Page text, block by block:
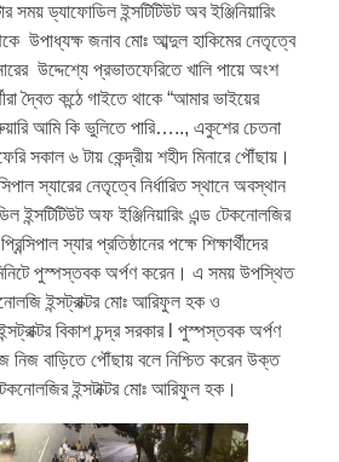
সময় ড্যাফোডিল ইন্সটিটিউট অব ইঞ্জিনিয়ারিং
উপাধ্যক্ষ জনাব মোঃ আব্দুল হাকিমের নেতৃত্বে
উদ্দেশ্যে প্রভাতফেরিতে খালি পায়ে অংশ
দ্বৈত কন্ঠে গাইতে থাকে “আমার ভাইয়ের
আমি কি ভুলিতে পারি….., একুশের চেতনা
সকাল ৬ টায় কেন্দ্রীয় শহীদ মিনারে পৌঁছায়।
স্যারের নেতৃত্বে নির্ধারিত স্থানে অবস্থান
ইন্সটিটিউট অফ ইঞ্জিনিয়ারিং এন্ড টেকনোলজির
স্যার প্রতিষ্ঠানের পক্ষে শিক্ষার্থীদের
পুস্পস্তবক অর্পণ করেন। এ সময় উপস্থিত
ইন্সট্রাক্টর মোঃ আরিফুল হক ও
বিকাশ চন্দ্র সরকার l পুস্পস্তবক অর্পণ
নিজ বাড়িতে পৌঁছায় বলে নিশ্চিত করেন উক্ত
ইন্সটাক্টর মোঃ আরিফুল হক।